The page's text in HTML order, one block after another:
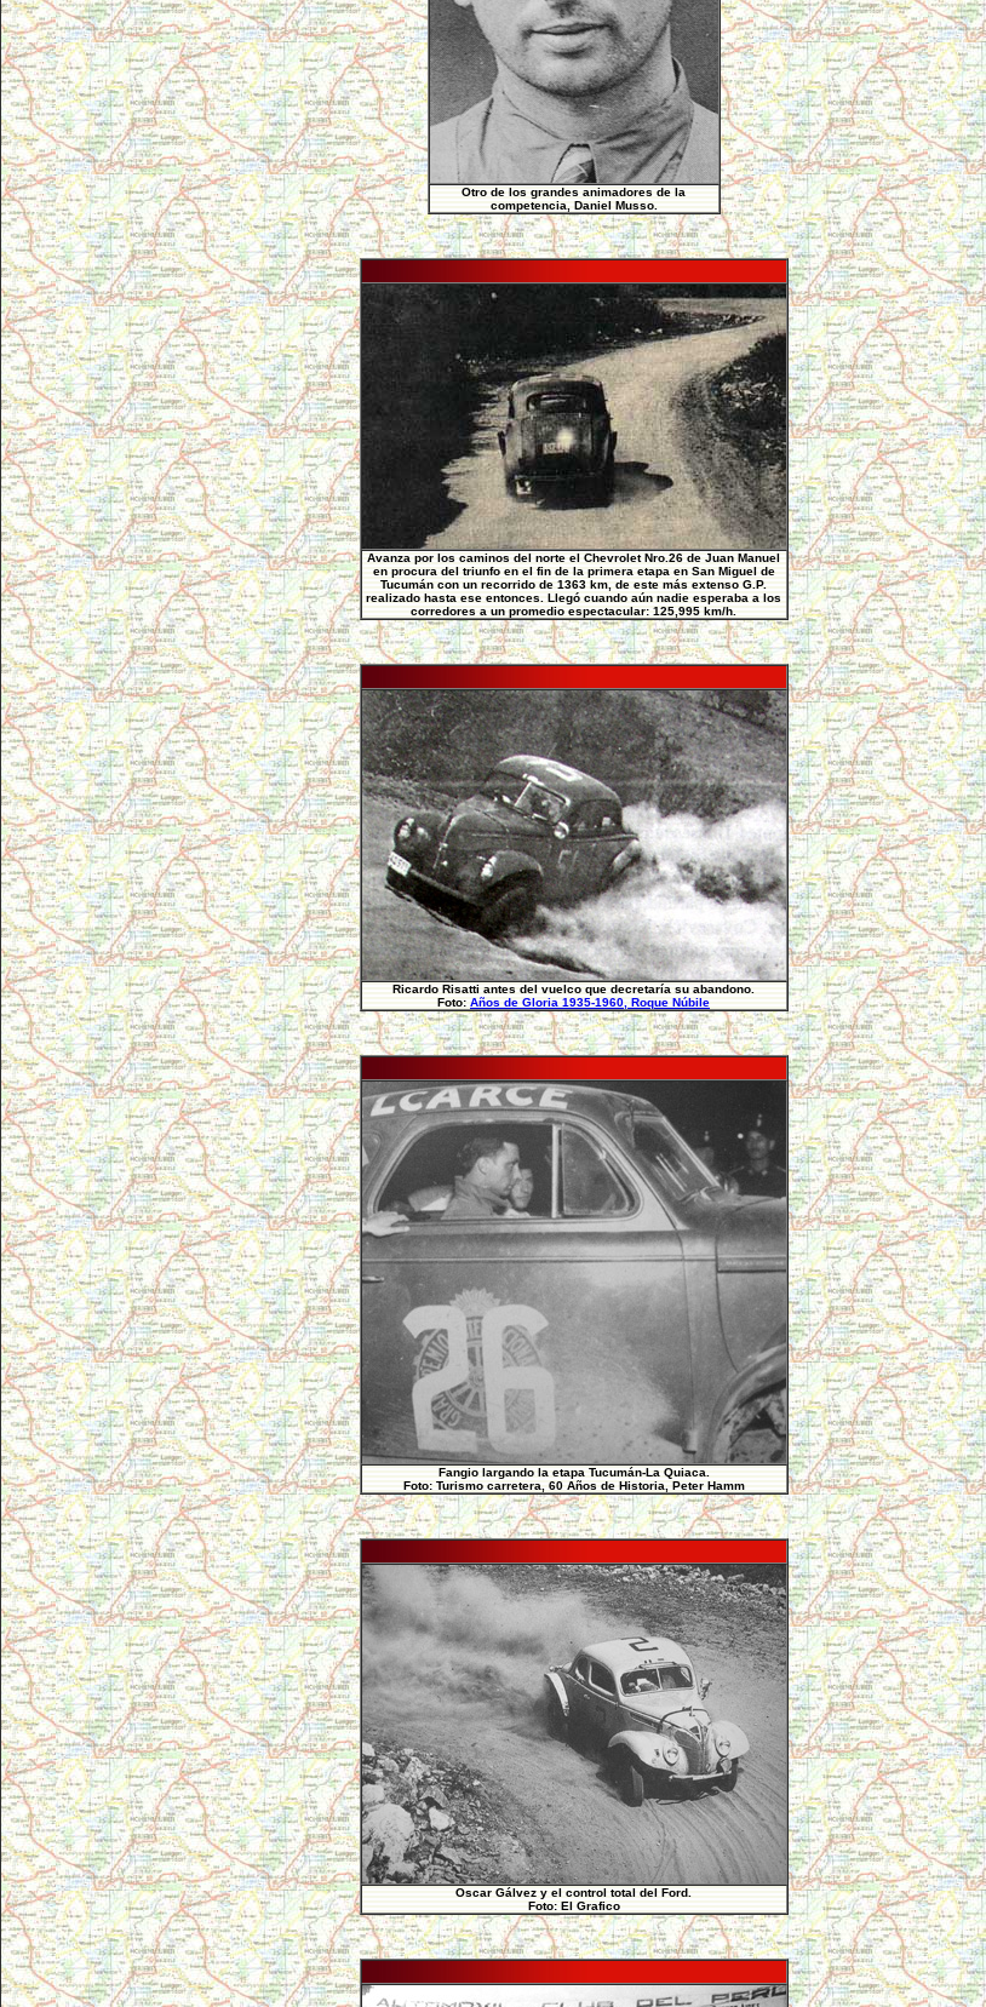
Otro de los grandes animadores de la
competencia, Daniel Musso.
Avanza por los caminos del norte el Chevrolet Nro.26 de Juan Manuel
en procura del triunfo en el fin de la primera etapa en San Miguel de
Tucumán con un recorrido de 1363 km, de este más extenso G.P.
realizado hasta ese entonces. Llegó cuando aún nadie esperaba a los
corredores a un promedio espectacular: 125,995 km/h.
Ricardo Risatti antes del vuelco que decretaría su abandono.
Foto: Años de Gloria 1935-1960, Roque Núbile
Fangio largando la etapa Tucumán-La Quiaca.
Foto: Turismo carretera, 60 Años de Historia, Peter Hamm
Oscar Gálvez y el control total del Ford.
Foto: El Grafico